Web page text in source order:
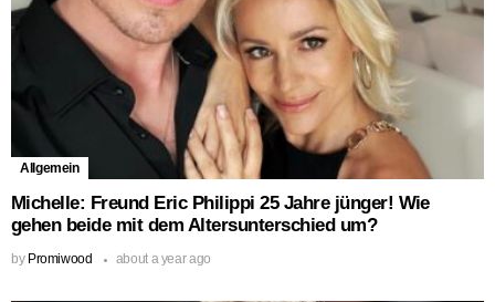
Allgemein
Michelle: Freund Eric Philippi 25 Jahre jünger! Wie
gehen beide mit dem Altersunterschied um?
by Promiwood about a year ago